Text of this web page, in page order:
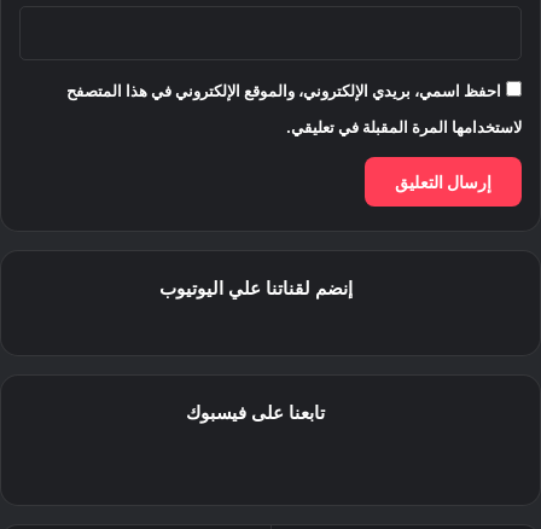
احفظ اسمي، بريدي الإلكتروني، والموقع الإلكتروني في هذا المتصفح
لاستخدامها المرة المقبلة في تعليقي.
إنضم لقناتنا علي اليوتيوب
تابعنا على فيسبوك